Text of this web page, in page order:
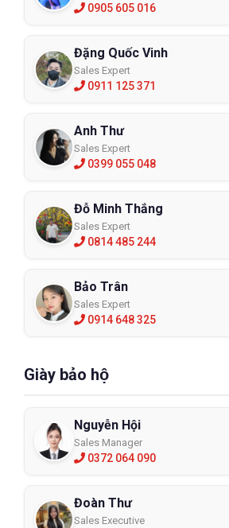
0905 605 016
Đặng Quốc Vinh
Sales Expert
0911 125 371
Anh Thư
Sales Expert
0399 055 048
Đỗ Minh Thắng
Sales Expert
0814 485 244
Bảo Trân
Sales Expert
0914 648 325
Giày bảo hộ
Nguyễn Hội
Sales Manager
0372 064 090
Đoàn Thư
Sales Executive